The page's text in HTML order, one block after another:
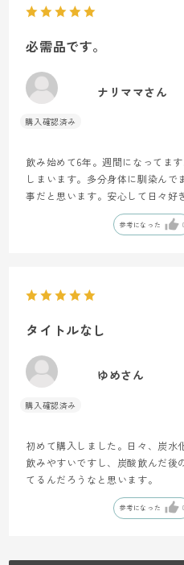
必需品です。
ナリママさん
飲み始めて6年。週間になってま
しまいます。多分身体に馴染ん
事だと思います。安心して日々好
参考になった 0
タイトルなし
ゆめさん
初めて購入しました。日々、炭水
飲みやすいですし、炭酸飲んだ後
てるんだろうなと思います。
参考になった 0